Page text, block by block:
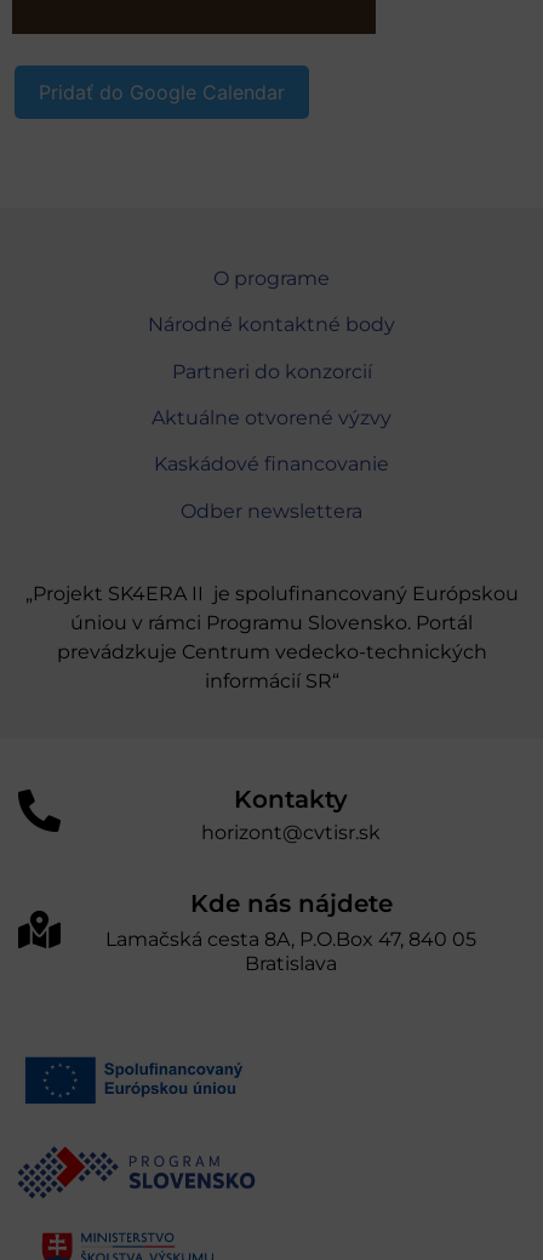
Pridať do Google Calendar
O programe
Národné kontaktné body
Partneri do konzorcií
Aktuálne otvorené výzvy
Kaskádové financovanie
Odber newslettera
„Projekt SK4ERA II je spolufinancovaný Európskou
úniou v rámci Programu Slovensko. Portál
prevádzkuje Centrum vedecko-technických
informácií SR“
Kontakty
horizont@cvtisr.sk
Kde nás nájdete
Lamačská cesta 8A, P.O.Box 47, 840 05
Bratislava